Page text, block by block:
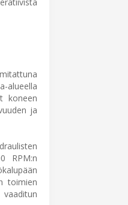
alueella
koneen
ja
RPM:n
toimien